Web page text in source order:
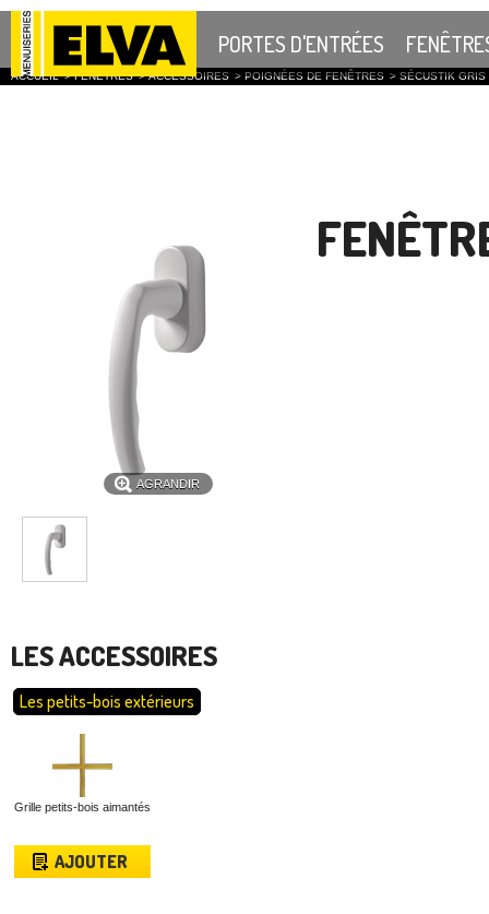
PORTES D'ENTRÉES
ACCUEIL > FENÊTRES > ACCESSOIRES > POIGNÉES DE FENÊTRES > SÉCUSTIK GRIS
AGRANDIR
LES ACCESSOIRES
Les petits-bois extérieurs
Grille petits-bois aimantés
AJOUTER